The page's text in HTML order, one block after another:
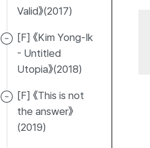
Valid》(2017)
[F] 《Kim Yong-Ik
- Untitled
Utopia》(2018)
[F] 《This is not
the answer》
(2019)